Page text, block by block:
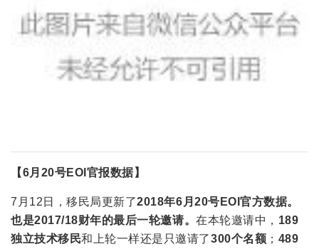
【6月20号EOI官报数据】
7月12日，移民局更新了2018年6月20号EOI官方数据。
也是2017/18财年的最后一轮邀请。在本轮邀请中， 189
独立技术移民和上轮一样还是只邀请了300个名额 ； 489